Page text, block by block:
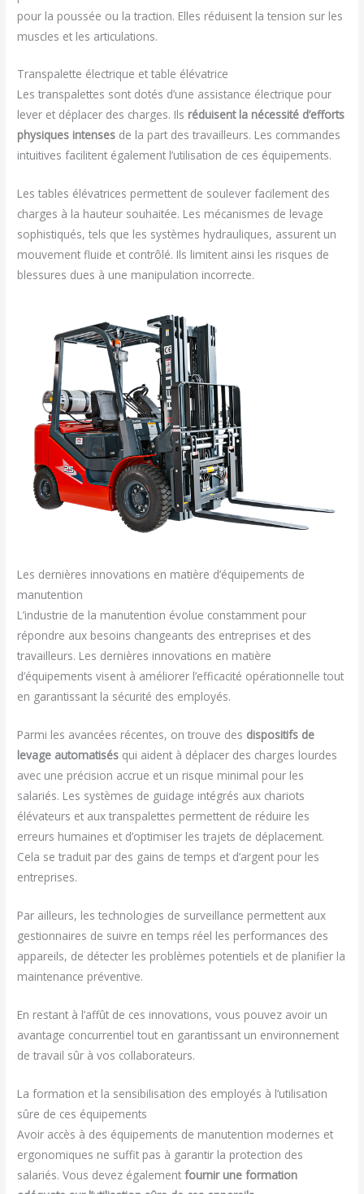
pour la poussée ou la traction. Elles réduisent la tension sur les
muscles et les articulations.
Transpalette électrique et table élévatrice
Les transpalettes sont dotés d’une assistance électrique pour
lever et déplacer des charges. Ils réduisent la nécessité d’efforts
physiques intenses de la part des travailleurs. Les commandes
intuitives facilitent également l’utilisation de ces équipements.
Les tables élévatrices permettent de soulever facilement des
charges à la hauteur souhaitée. Les mécanismes de levage
sophistiqués, tels que les systèmes hydrauliques, assurent un
mouvement fluide et contrôlé. Ils limitent ainsi les risques de
blessures dues à une manipulation incorrecte.
Les dernières innovations en matière d’équipements de
manutention
L’industrie de la manutention évolue constamment pour
répondre aux besoins changeants des entreprises et des
travailleurs. Les dernières innovations en matière
d’équipements visent à améliorer l’efficacité opérationnelle tout
en garantissant la sécurité des employés.
Parmi les avancées récentes, on trouve des dispositifs de
levage automatisés qui aident à déplacer des charges lourdes
avec une précision accrue et un risque minimal pour les
salariés. Les systèmes de guidage intégrés aux chariots
élévateurs et aux transpalettes permettent de réduire les
erreurs humaines et d’optimiser les trajets de déplacement.
Cela se traduit par des gains de temps et d’argent pour les
entreprises.
Par ailleurs, les technologies de surveillance permettent aux
gestionnaires de suivre en temps réel les performances des
appareils, de détecter les problèmes potentiels et de planifier la
maintenance préventive.
En restant à l’affût de ces innovations, vous pouvez avoir un
avantage concurrentiel tout en garantissant un environnement
de travail sûr à vos collaborateurs.
La formation et la sensibilisation des employés à l’utilisation
sûre de ces équipements
Avoir accès à des équipements de manutention modernes et
ergonomiques ne suffit pas à garantir la protection des
salariés. Vous devez égalementfournir une formation